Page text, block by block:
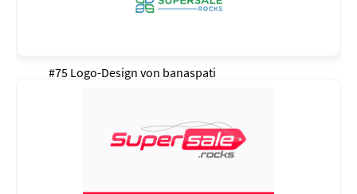
#75 Logo-Design von banaspati